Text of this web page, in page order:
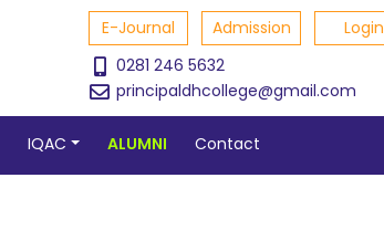
E-Journal Admission
Login
0281 246 5632
principaldhcollege@gmail.com
IQAC ALUMNI Contact